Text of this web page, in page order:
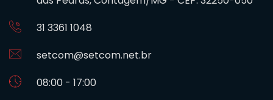
31 3361 1048
setcom@setcom.net.br
08:00 - 17:00